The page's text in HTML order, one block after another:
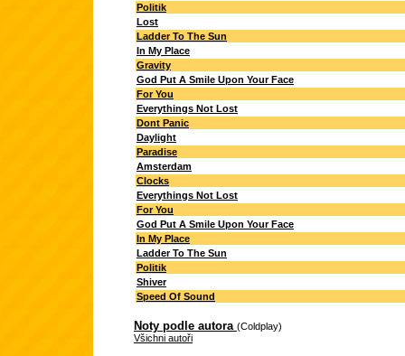
Politik
Lost
Ladder To The Sun
In My Place
Gravity
God Put A Smile Upon Your Face
For You
Everythings Not Lost
Dont Panic
Daylight
Paradise
Amsterdam
Clocks
Everythings Not Lost
For You
God Put A Smile Upon Your Face
In My Place
Ladder To The Sun
Politik
Shiver
Speed Of Sound
Noty podle autora (Coldplay)
Všichni autoři